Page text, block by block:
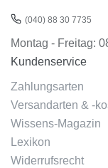
(040) 88 30 7735
Montag - Freitag:
Kundenservice
Zahlungsarten
Versandarten & -
Wissens-Magazin
Lexikon
Widerrufsrecht